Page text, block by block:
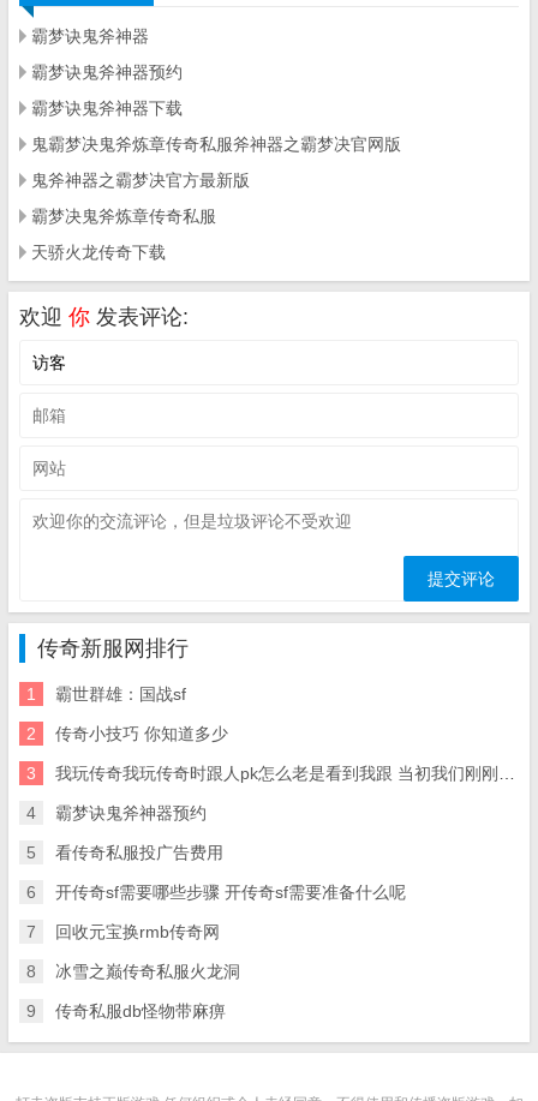
霸梦诀鬼斧神器
霸梦诀鬼斧神器预约
霸梦诀鬼斧神器下载
鬼霸梦决鬼斧炼章传奇私服斧神器之霸梦决官网版
鬼斧神器之霸梦决官方最新版
霸梦决鬼斧炼章传奇私服
天骄火龙传奇下载
欢迎 你 发表评论:
传奇新服网排行
1 霸世群雄：国战sf
2 传奇小技巧 你知道多少
3 我玩传奇我玩传奇时跟人pk怎么老是看到我跟 当初我们刚刚玩传奇的时候是多有意思啊
4 霸梦诀鬼斧神器预约
5 看传奇私服投广告费用
6 开传奇sf需要哪些步骤 开传奇sf需要准备什么呢
7 回收元宝换rmb传奇网
8 冰雪之巅传奇私服火龙洞
9 传奇私服db怪物带麻痹